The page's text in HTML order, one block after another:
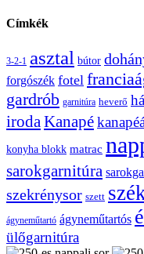
Címkék
3-2-1 asztal bútor
forgószék fotel
gardrób garnitúra heverő
iroda Kanapé
konyha blokk matrac
sarokgarnitúra
szekrénysor szett
ágyneműtartó ágyneműtartós
ülőgarnitúra